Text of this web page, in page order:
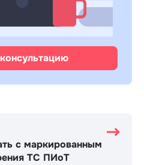
с маркированным
ТС ПИоТ